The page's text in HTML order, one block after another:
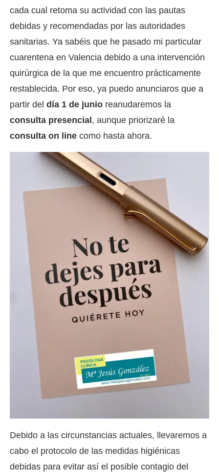
cada cual retoma su actividad con las pautas
debidas y recomendadas por las autoridades
sanitarias. Ya sabéis que he pasado mi particular
cuarentena en Valencia debido a una intervención
quirúrgica de la que me encuentro prácticamente
restablecida. Por eso, ya puedo anunciaros que a
partir del día 1 de junio reanudaremos la
consulta presencial, aunque priorizaré la
consulta on line como hasta ahora.
Debido a las circunstancias actuales, llevaremos a
cabo el protocolo de las medidas higiénicas
debidas para evitar así el posible contagio del